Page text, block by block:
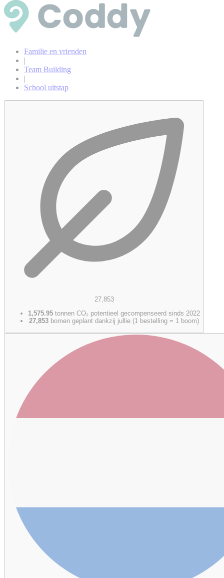
Familie en vrienden
|
Team Building
|
School uitstap
27,853
1,575.95 tonnen CO₂ potentieel gecompenseerd sinds 2022
27,853 bomen geplant dankzij jullie (1 bestelling = 1 boom)